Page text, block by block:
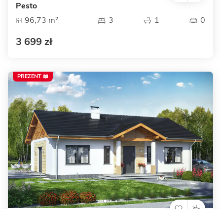
Pesto
96,73 m²
3 1 0
3 699 zł
PREZENT 📖